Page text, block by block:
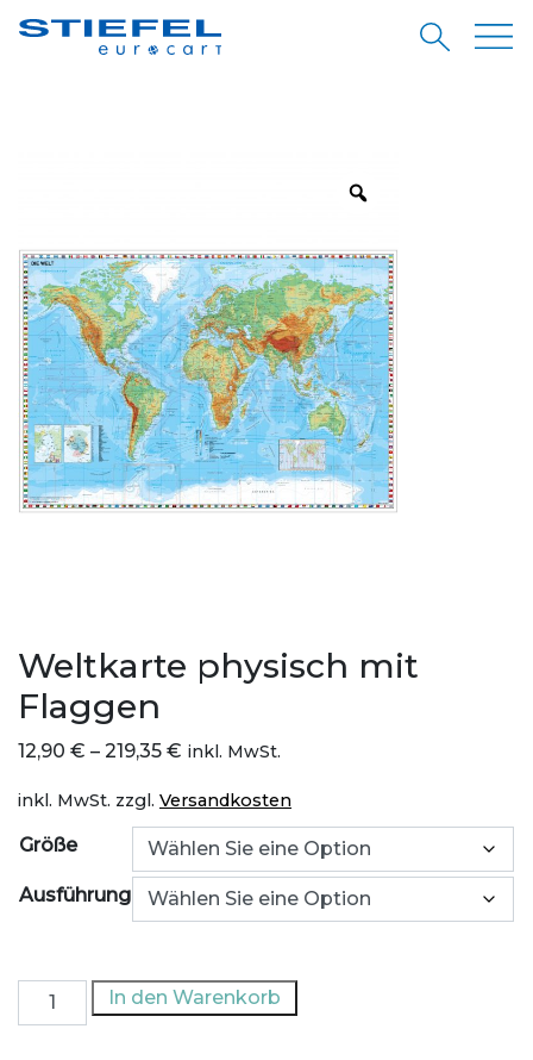
Weltkarte physisch mit
Flaggen
12,90 € – 219,35 € inkl. MwSt.
inkl. MwSt. zzgl. Versandkosten
Größe
Ausführung
Weltkarte
physisch
In den Warenkorb